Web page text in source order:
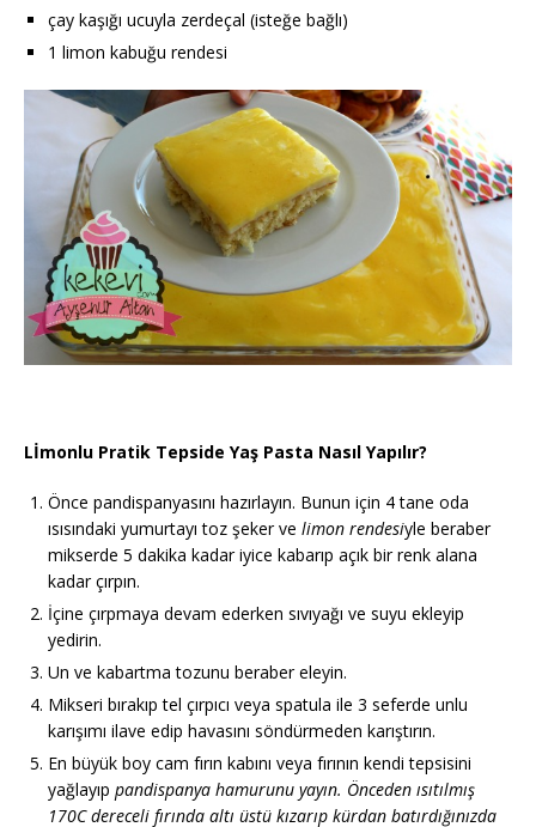
çay kaşığı ucuyla zerdeçal (isteğe bağlı)
1 limon kabuğu rendesi
Lİmonlu Pratik Tepside Yaş Pasta Nasıl Yapılır?
Önce pandispanyasını hazırlayın. Bunun için 4 tane oda
ısısındaki yumurtayı toz şeker ve limon rendesiyle beraber
mikserde 5 dakika kadar iyice kabarıp açık bir renk alana
kadar çırpın.
İçine çırpmaya devam ederken sıvıyağı ve suyu ekleyip
yedirin.
Un ve kabartma tozunu beraber eleyin.
Mikseri bırakıp tel çırpıcı veya spatula ile 3 seferde unlu
karışımı ilave edip havasını söndürmeden karıştırın.
En büyük boy cam fırın kabını veya fırının kendi tepsisini
yağlayıp pandispanya hamurunu yayın. Önceden ısıtılmış
170C dereceli fırında altı üstü kızarıp kürdan batırdığınızda